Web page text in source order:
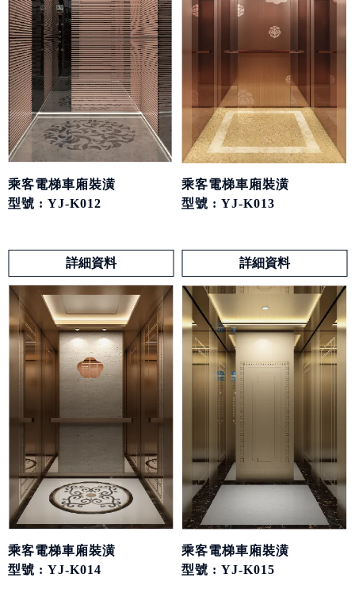
乘客電梯車廂裝潢
型號 : YJ-K012
詳細資料
乘客電梯車廂裝潢
型號 : YJ-K013
詳細資料
乘客電梯車廂裝潢
型號 : YJ-K014
乘客電梯車廂裝潢
型號 : YJ-K015